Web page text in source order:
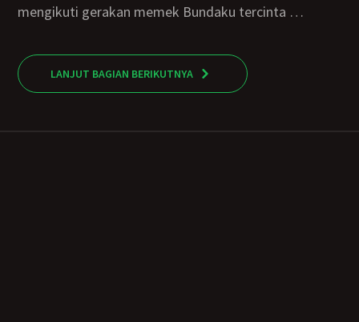
mengikuti gerakan memek Bundaku tercinta …
LANJUT BAGIAN BERIKUTNYA